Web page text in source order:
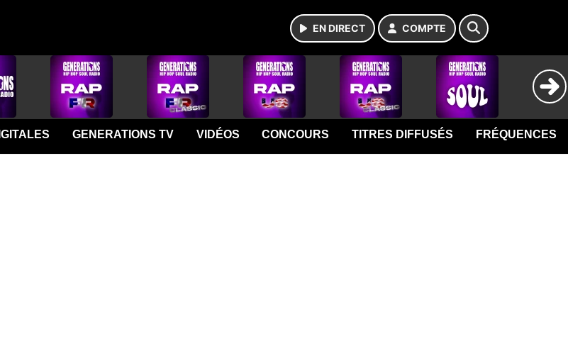
EN DIRECT COMPTE
GENERATIONS TV VIDÉOS CONCOURS TITRES DIFFUSÉS FRÉQUENCES